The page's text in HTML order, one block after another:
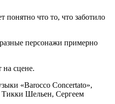
понятно что то, что заботило
персонажи примерно
на сцене.
«Barocco Concertato»,
Тикки Шельен, Сергеем